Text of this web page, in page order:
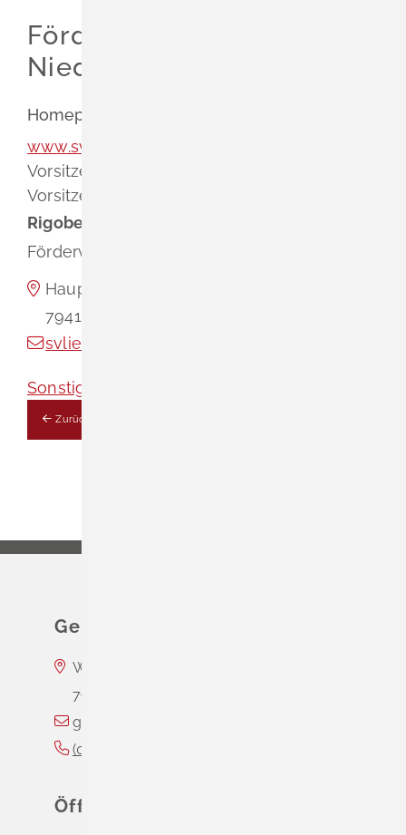
Förderverein SV Liel-
Niedereggenen e.V.
Homepage
www.sv-liel-niedereggenen.de
Vorsitzender
Vorsitzender
Rigobert
Förderverein SV Liel-Niedereggenen e.V.
Hauptstraße 4 a
79418
svlielniedereggenen@web.de
Sonstige Vereine
Zurück
Gemeinde Schliengen
Wasserschloss Entenstein
79418
gemeinde@schliengen.de
(0
Öffnungszeiten
Gebärdenprache